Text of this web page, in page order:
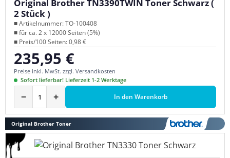
Original Brother TN3390TWIN Toner Schwarz (
2 Stück )
■ Artikelnummer: TO-100408
■ für ca. 2 x 12000 Seiten (5%)
■ Preis/100 Seiten: 0,98 €
Regulärer Preis:
235,95 €
Preise inkl. MwSt. zzgl. Versandkosten
Sofort lieferbar! Lieferzeit 1-2 Werktage
− + In den Warenkorb
Original Brother Toner